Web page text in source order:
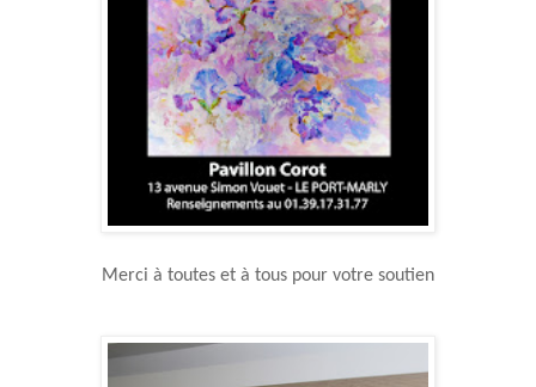
Merci à toutes et à tous pour votre soutien